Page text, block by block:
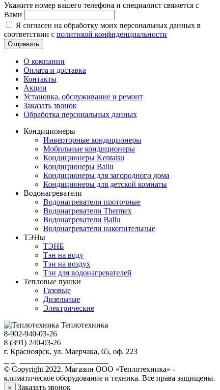
Укажите номер вашего телефона и специалист свяжется с
Вами
Я согласен на обработку моих персональных данных в
соответствии с политикой конфиденциальности
Отправить
О компании
Оплата и доставка
Контакты
Акции
Установка, обслуживание и ремонт
Заказать звонок
Обработка персональных данных
Кондиционеры
Инверторные кондиционеры
Мобильные кондиционеры
Кондиционеры Kentatsu
Кондиционеры Ballu
Кондиционеры для загородного дома
Кондиционеры для детской комнаты
Водонагреватели
Водонагреватели проточные
Водонагреватели Thermex
Водонагреватели Ballu
Водонагреватели накопительные
ТЭНы
ТЭНБ
Тэн на воду
Тэн на воздух
Тэн для водонагревателей
Тепловые пушки
Газовые
Дизельные
Электрические
Теплотехника
8-902-940-03-26
8 (391) 240-03-26
г. Красноярск, ул. Маерчака, 65, оф. 223
© Copyright 2022. Магазин ООО «Теплотехника» -
климатическое оборудование и техника. Все права защищены.
× Заказать звонок